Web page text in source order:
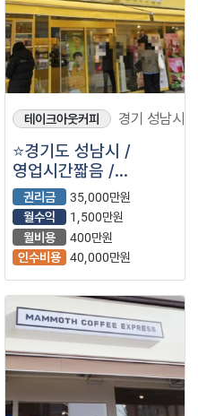
테이크아웃커피 경기 성남시/
⭐️경기도 성남시 /
영업시간짧음 /
배달없음 / 월매출
5,000만원 / 고매출 ＂
메가커피＂⭐️
권리금
35,000만원
월수익
1,500만원
월비용
400만원
인수비용 40,000만원